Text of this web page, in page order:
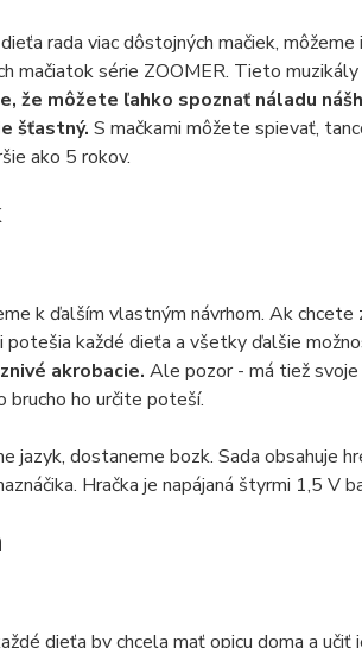
rada viac dôstojných mačiek,
mačiatok série ZOOMER. Tieto muzikály
že môžete ľahko spoznať náladu
šťastný. S mačkami môžete spievať,
ako 5 rokov.
k ďalším vlastným návrhom. Ak chcete
potešia každé dieťa a všetky ďalšie
akrobacie. Ale pozor - má tiež
brucho ho určite poteší.
jazyk, dostaneme bozk. Sada
Hračka je napájaná štyrmi 1,5 V
dieťa by chcela mať opicu doma a